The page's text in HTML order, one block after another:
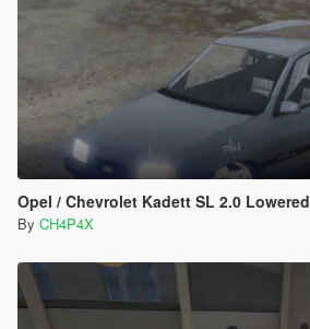
Opel / Chevrolet Kadett SL 2.0 Lowered
By CH4P4X